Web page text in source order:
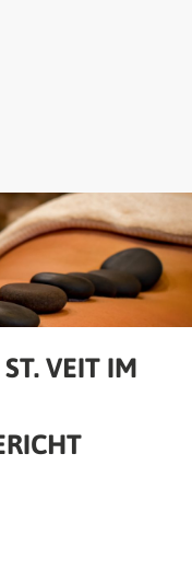
VEIT IM